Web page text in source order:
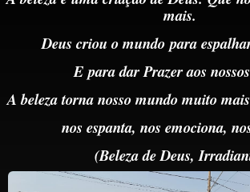
mais.
Deus criou o mundopara
Epara dar Prazer aos
A beleza torna nosso mundo muito
nos espanta, nos emociona,
(Beleza de Deus,